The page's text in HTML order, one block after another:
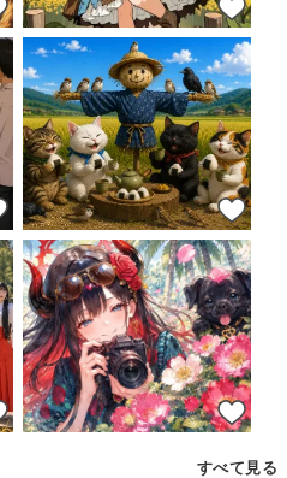
43
42
44
すべて見る